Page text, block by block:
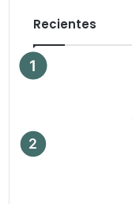
Recientes